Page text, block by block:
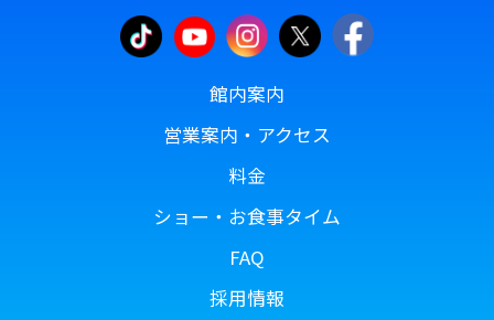
館内案内
営業案内・アクセス
料金
ショー・お食事タイム
FAQ
採用情報